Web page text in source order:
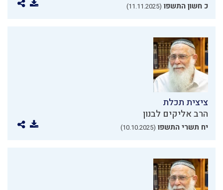
כ חשון התשפו (11.11.2025)
ציצית תכלת
הרב אליקים לבנון
יח תשרי התשפו (10.10.2025)